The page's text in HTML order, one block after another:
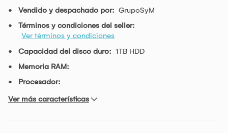
Vendido y despachado por: GrupoSyM
Términos y condiciones del seller:
Ver términos y condiciones
Capacidad del disco duro: 1TB HDD
Memoria RAM:
Procesador:
Ver más características